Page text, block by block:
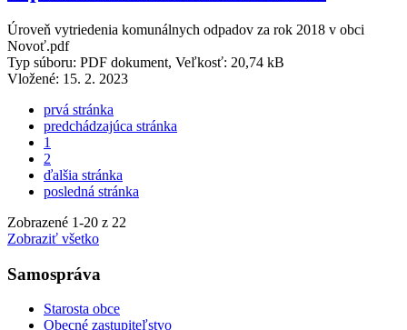
Úroveň vytriedenia komunálnych odpadov za rok 2018 v obci
Novoť.pdf
Typ súboru: PDF dokument, Veľkosť: 20,74 kB
Vložené: 15. 2. 2023
prvá stránka
predchádzajúca stránka
1
2
ďalšia stránka
posledná stránka
Zobrazené 1-20 z 22
Zobraziť všetko
Samospráva
Starosta obce
Obecné zastupiteľstvo